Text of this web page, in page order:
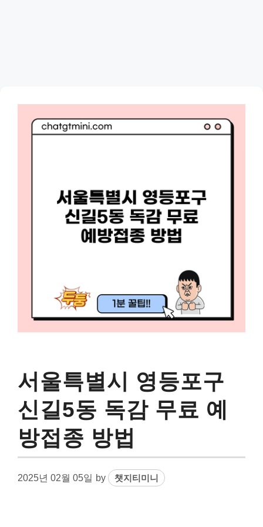
서울특별시 영등포구
신길5동 독감 무료 예
방접종 방법
2025년 02월 05일 by 챗지티미니